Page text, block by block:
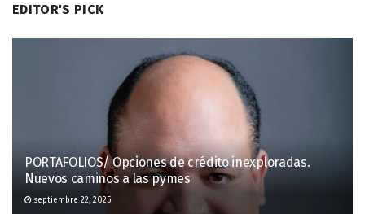
EDITOR'S PICK
PORTAFOLIOS/ Opciones de crédito inexploradas.
Nuevos caminos a las pymes
septiembre 22, 2025